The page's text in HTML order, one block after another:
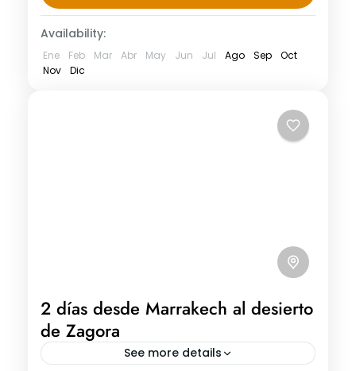
Casablanca al desierto Merzouga. Su guía
turístico...
Availability:
Ene Feb Mar Abr May Jun Jul Ago Sep
Oct
Nov
Dic
2 días desde Marrakech al desierto
de Zagora
See more details